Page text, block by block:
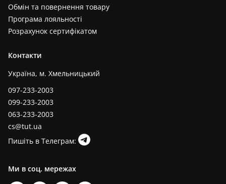
Обмін та повернення товару
Програма лояльності
Розрахунок сертифікатом
Контакти
Україна, м. Хмельницький
097-233-2003
099-233-2003
063-233-2003
cs@tut.ua
Пишіть в Телеграм:
Ми в соц. мережах